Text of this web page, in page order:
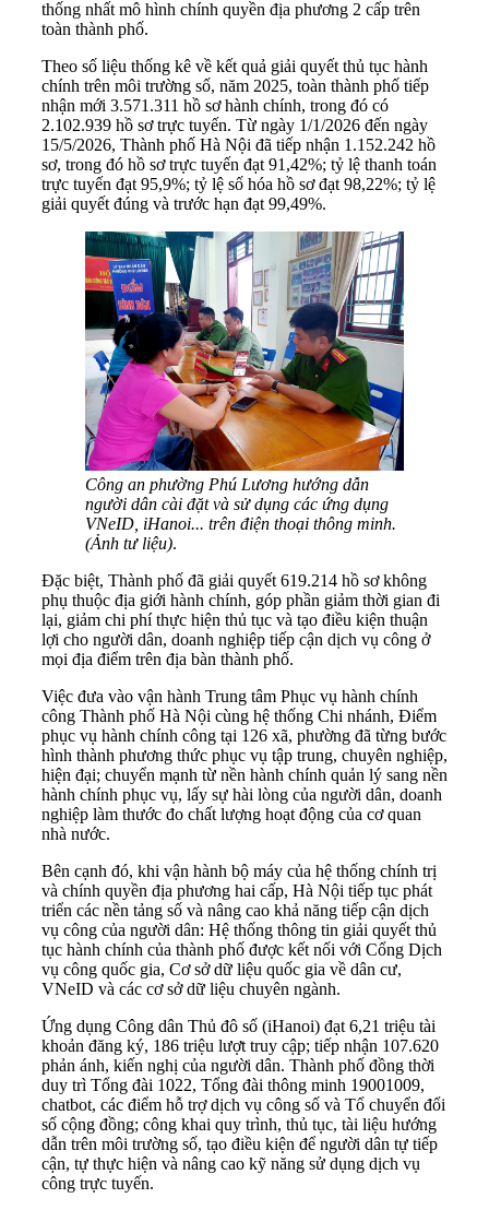
thống nhất mô hình chính quyền địa phương 2 cấp trên
toàn thành phố.
Theo số liệu thống kê về kết quả giải quyết thủ tục hành
chính trên môi trường số, năm 2025, toàn thành phố tiếp
nhận mới 3.571.311 hồ sơ hành chính, trong đó có
2.102.939 hồ sơ trực tuyến. Từ ngày 1/1/2026 đến ngày
15/5/2026, Thành phố Hà Nội đã tiếp nhận 1.152.242 hồ
sơ, trong đó hồ sơ trực tuyến đạt 91,42%; tỷ lệ thanh toán
trực tuyến đạt 95,9%; tỷ lệ số hóa hồ sơ đạt 98,22%; tỷ lệ
giải quyết đúng và trước hạn đạt 99,49%.
Công an phường Phú Lương hướng dẫn
người dân cài đặt và sử dụng các ứng dụng
VNeID, iHanoi... trên điện thoại thông minh.
(Ảnh tư liệu).
Đặc biệt, Thành phố đã giải quyết 619.214 hồ sơ không
phụ thuộc địa giới hành chính, góp phần giảm thời gian đi
lại, giảm chi phí thực hiện thủ tục và tạo điều kiện thuận
lợi cho người dân, doanh nghiệp tiếp cận dịch vụ công ở
mọi địa điểm trên địa bàn thành phố.
Việc đưa vào vận hành Trung tâm Phục vụ hành chính
công Thành phố Hà Nội cùng hệ thống Chi nhánh, Điểm
phục vụ hành chính công tại 126 xã, phường đã từng bước
hình thành phương thức phục vụ tập trung, chuyên nghiệp,
hiện đại; chuyển mạnh từ nền hành chính quản lý sang nền
hành chính phục vụ, lấy sự hài lòng của người dân, doanh
nghiệp làm thước đo chất lượng hoạt động của cơ quan
nhà nước.
Bên cạnh đó, khi vận hành bộ máy của hệ thống chính trị
và chính quyền địa phương hai cấp, Hà Nội tiếp tục phát
triển các nền tảng số và nâng cao khả năng tiếp cận dịch
vụ công của người dân: Hệ thống thông tin giải quyết thủ
tục hành chính của thành phố được kết nối với Cổng Dịch
vụ công quốc gia, Cơ sở dữ liệu quốc gia về dân cư,
VNeID và các cơ sở dữ liệu chuyên ngành.
Ứng dụng Công dân Thủ đô số (iHanoi) đạt 6,21 triệu tài
khoản đăng ký, 186 triệu lượt truy cập; tiếp nhận 107.620
phản ánh, kiến nghị của người dân. Thành phố đồng thời
duy trì Tổng đài 1022, Tổng đài thông minh 19001009,
chatbot, các điểm hỗ trợ dịch vụ công số và Tổ chuyển đổi
số cộng đồng; công khai quy trình, thủ tục, tài liệu hướng
dẫn trên môi trường số, tạo điều kiện để người dân tự tiếp
cận, tự thực hiện và nâng cao kỹ năng sử dụng dịch vụ
công trực tuyến.